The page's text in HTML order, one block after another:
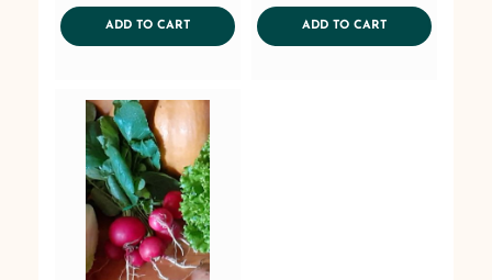
ADD TO CARTADDTOCART ADD TO CARTADDTOCART